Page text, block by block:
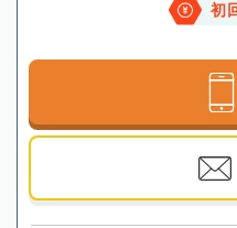
初